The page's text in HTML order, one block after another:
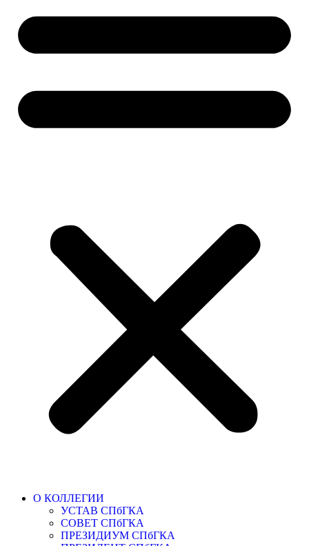
О КОЛЛЕГИИ
УСТАВ СПбГКА
СОВЕТ СПбГКА
ПРЕЗИДИУМ СПбГКА